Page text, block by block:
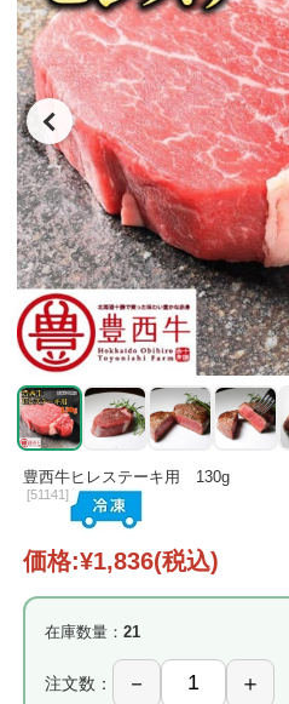
豊西牛ヒレステーキ用 130g
[51141]
価格:¥1,836(税込)
在庫数量： 21
注文数：